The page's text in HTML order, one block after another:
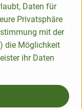
wie auch eine
aufgrund
für Diabetiker nur
doch dies
Daten für
Privatsphäre
mit der
die Möglichkeit
ihr Daten